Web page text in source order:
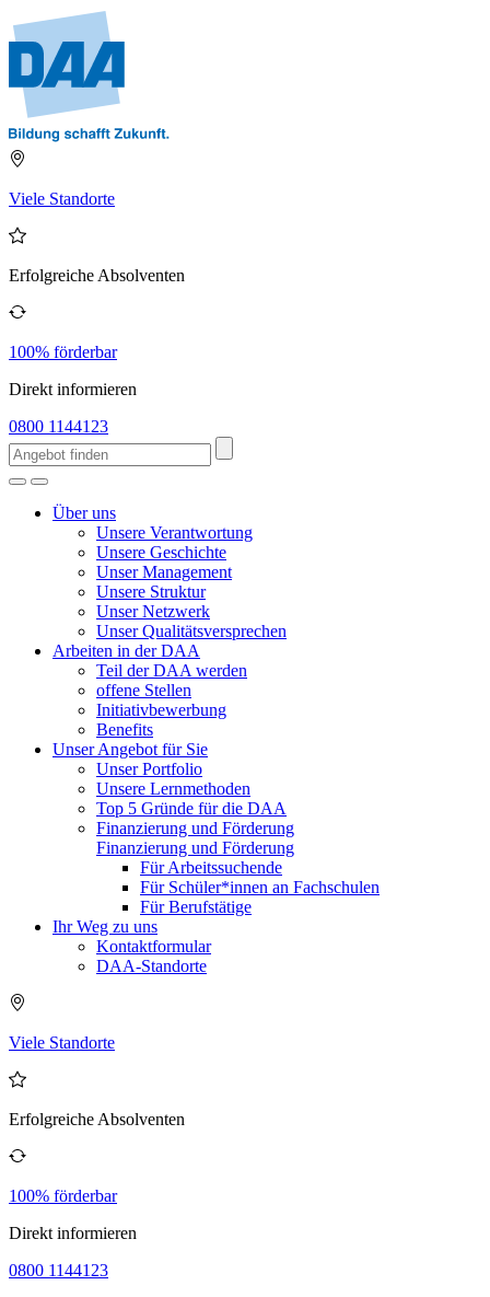
Viele Standorte
Erfolgreiche Absolventen
100% förderbar
Direkt informieren
0800 1144123
Über uns
Unsere Verantwortung
Unsere Geschichte
Unser Management
Unsere Struktur
Unser Netzwerk
Unser Qualitätsversprechen
Arbeiten in der DAA
Teil der DAA werden
offene Stellen
Initiativbewerbung
Benefits
Unser Angebot für Sie
Unser Portfolio
Unsere Lernmethoden
Top 5 Gründe für die DAA
Finanzierung und Förderung
Finanzierung und Förderung
Für Arbeitssuchende
Für Schüler*innen an Fachschulen
Für Berufstätige
Ihr Weg zu uns
Kontaktformular
DAA-Standorte
Viele Standorte
Erfolgreiche Absolventen
100% förderbar
Direkt informieren
0800 1144123